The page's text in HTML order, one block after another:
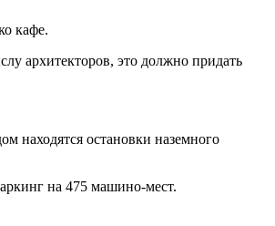
кафе.
архитекторов, это должно придать
находятся остановки наземного
на 475 машино-мест.